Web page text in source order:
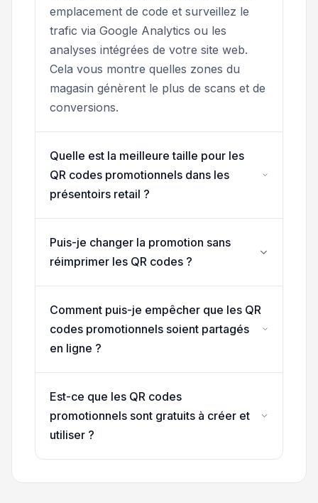
emplacement de code et surveillez le
trafic via Google Analytics ou les
analyses intégrées de votre site web.
Cela vous montre quelles zones du
magasin génèrent le plus de scans et de
conversions.
Quelle est la meilleure taille pour les
QR codes promotionnels dans les
présentoirs retail ?
Puis-je changer la promotion sans
réimprimer les QR codes ?
Comment puis-je empêcher que les QR
codes promotionnels soient partagés
en ligne ?
Est-ce que les QR codes
promotionnels sont gratuits à créer et
utiliser ?